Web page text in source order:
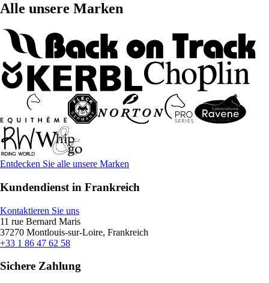
Alle unsere Marken
Entdecken Sie alle unsere Marken
Kundendienst in Frankreich
Kontaktieren Sie uns
11 rue Bernard Maris
37270 Montlouis-sur-Loire, Frankreich
+33 1 86 47 62 58
Sichere Zahlung